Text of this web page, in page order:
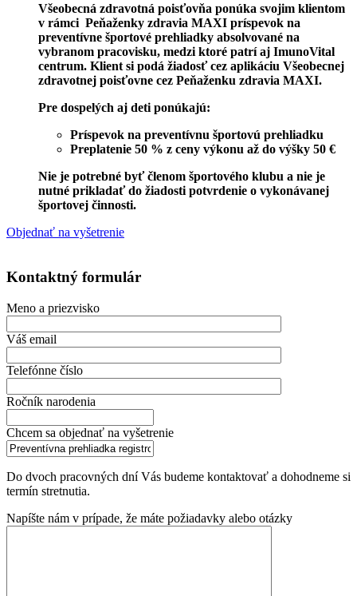
Všeobecná zdravotná poisťovňa ponúka svojim klientom
v rámci Peňaženky zdravia MAXI príspevok na
preventívne športové prehliadky absolvované na
vybranom pracovisku, medzi ktoré patrí aj ImunoVital
centrum. Klient si podá žiadosť cez aplikáciu Všeobecnej
zdravotnej poisťovne cez Peňaženku zdravia MAXI.
Pre dospelých aj deti ponúkajú:
Príspevok na preventívnu športovú prehliadku
Preplatenie 50 % z ceny výkonu až do výšky 50 €
Nie je potrebné byť členom športového klubu a nie je
nutné prikladať do žiadosti potvrdenie o vykonávanej
športovej činnosti.
Objednať na vyšetrenie
Kontaktný formulár
Meno a priezvisko
Váš email
Telefónne číslo
Ročník narodenia
Chcem sa objednať na vyšetrenie
Do dvoch pracovných dní Vás budeme kontaktovať a dohodneme si
termín stretnutia.
Napíšte nám v prípade, že máte požiadavky alebo otázky